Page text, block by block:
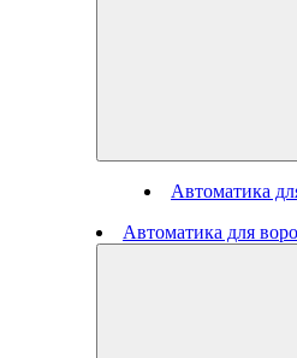
Автоматика
Автоматика для